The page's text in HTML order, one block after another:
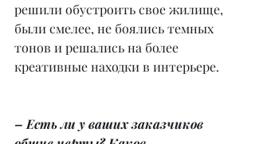
решили обустроить свое жилище,
были смелее, не боялись темных
тонов и решались на более
креативные находки в интерьере.
– Есть ли у ваших заказчиков